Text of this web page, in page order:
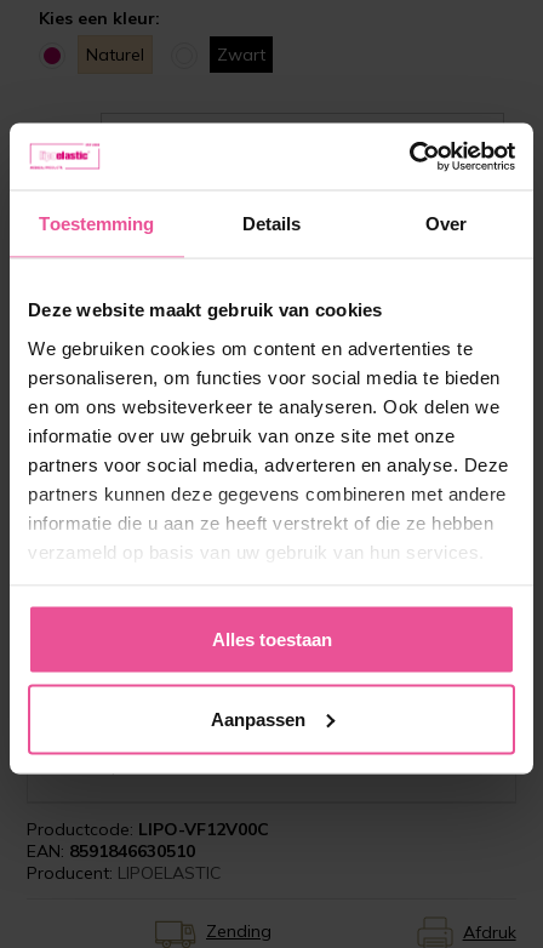
Toestemming Details Over
Deze website maakt gebruik van cookies
We gebruiken cookies om content en advertenties te
personaliseren, om functies voor social media te bieden
en om ons websiteverkeer te analyseren. Ook delen we
informatie over uw gebruik van onze site met onze
partners voor social media, adverteren en analyse. Deze
partners kunnen deze gegevens combineren met andere
informatie die u aan ze heeft verstrekt of die ze hebben
verzameld op basis van uw gebruik van hun services.
Alles toestaan
Aanpassen
Kies een kleur:
Naturel
Zwart
149,90 €
In winkelmandje
‘Beekman Klinieken staat voor kwaliteit en daar
hoort hoogwaardige compressiekleding bij. Zeer
tevreden over de producten van LIPOELASTIC en
al jaren lang fantastisch contact met het team
Productcode: LIPO-VF12V00C
EAN: 8591846630510
Producent: LIPOELASTIC
Zending Afdruk